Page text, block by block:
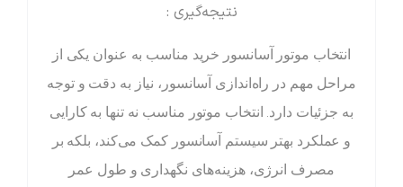
نتیجه‌گیری :
انتخاب موتور آسانسور خرید مناسب به عنوان یکی از
مراحل مهم در راه‌اندازی آسانسور، نیاز به دقت و توجه
به جزئیات دارد. انتخاب موتور مناسب نه تنها به کارایی
و عملکرد بهتر سیستم آسانسور کمک می‌کند، بلکه بر
مصرف انرژی، هزینه‌های نگهداری و طول عمر